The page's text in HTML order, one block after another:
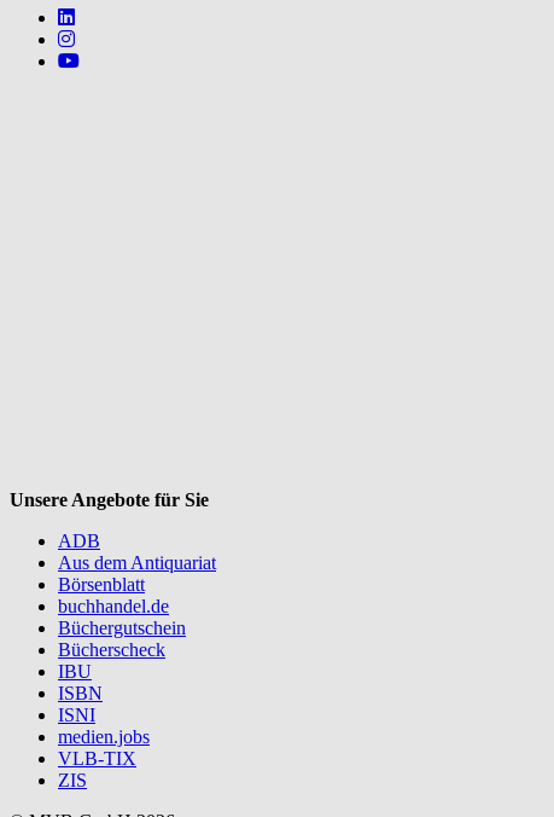
Follow us on https://www.linkedin.com/company/mvbbooks
Follow us on https://www.instagram.com/lifeatmvb/
Follow us on https://www.youtube.com/@mvbbooks
Unsere Angebote für Sie
ADB
Aus dem Antiquariat
Börsenblatt
buchhandel.de
Büchergutschein
Bücherscheck
IBU
ISBN
ISNI
medien.jobs
VLB-TIX
ZIS